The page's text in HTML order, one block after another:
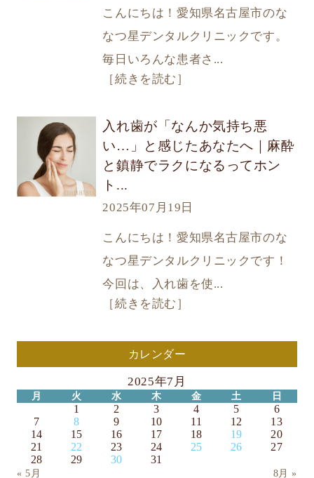
こんにちは！愛知県名古屋市のな
なつ星デンタルクリニックです。
毎日いろんな患者さ...
［続きを読む］
入れ歯が「なんか気持ち悪
い…」と感じたあなたへ｜麻酔
と鎮静でラクになるってホン
ト...
2025年07月19日
こんにちは！愛知県名古屋市のな
なつ星デンタルクリニックです！
今回は、入れ歯を使...
［続きを読む］
カレンダー
2025年7月
月 火 水 木 金 土 日
1 2 3 4 5
6
7
8 9 10 11 12
13
14
15 16 17 18 19
20
21
22 23 24 25 26
27
28
29 30 31
« 5月 8月 »